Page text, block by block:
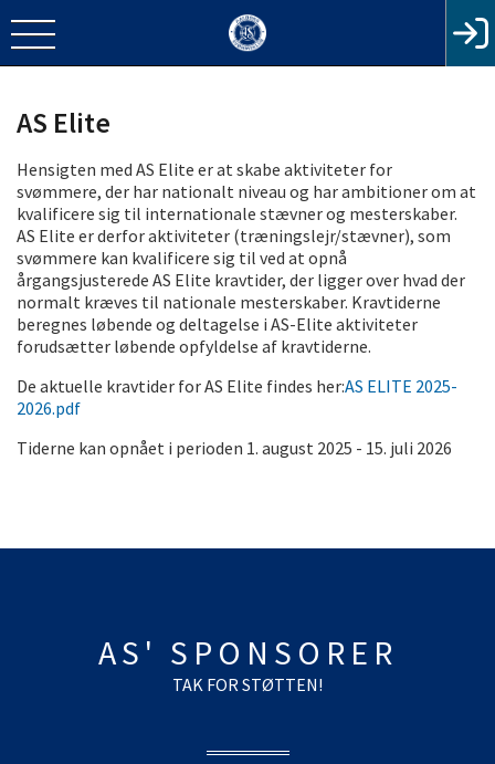
AS Elite
Hensigten med AS Elite er at skabe aktiviteter for
svømmere, der har nationalt niveau og har ambitioner om at
kvalificere sig til internationale stævner og mesterskaber.
AS Elite er derfor aktiviteter (træningslejr/stævner), som
svømmere kan kvalificere sig til ved at opnå
årgangsjusterede AS Elite kravtider, der ligger over hvad der
normalt kræves til nationale mesterskaber. Kravtiderne
beregnes løbende og deltagelse i AS-Elite aktiviteter
forudsætter løbende opfyldelse af kravtiderne.
De aktuelle kravtider for AS Elite findes her:AS ELITE 2025-
2026.pdf
Tiderne kan opnået i perioden 1. august 2025 - 15. juli 2026
AS' SPONSORER
TAK FOR STØTTEN!